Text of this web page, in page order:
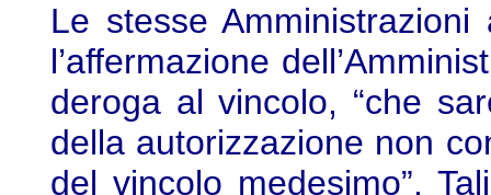
Le stesse
l’affermazione
deroga al vincolo, “che
della autorizzazione non
del vincolo medesimo”.